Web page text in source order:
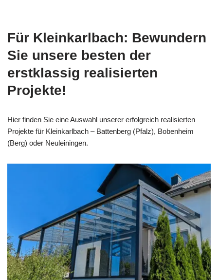
Für Kleinkarlbach: Bewundern
Sie unsere besten der
erstklassig realisierten
Projekte!
Hier finden Sie eine Auswahl unserer erfolgreich realisierten
Projekte für Kleinkarlbach – Battenberg (Pfalz), Bobenheim
(Berg) oder Neuleiningen.